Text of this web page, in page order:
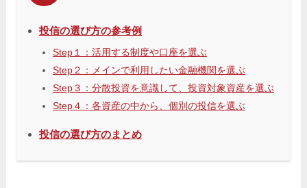
投信の選び方の参考例
Step１：活用する制度や口座を選ぶ
Step２：メインで利用したい金融機関を選ぶ
Step３：分散投資を意識して、投資対象資産を選ぶ
Step４：各資産の中から、個別の投信を選ぶ
投信の選び方のまとめ